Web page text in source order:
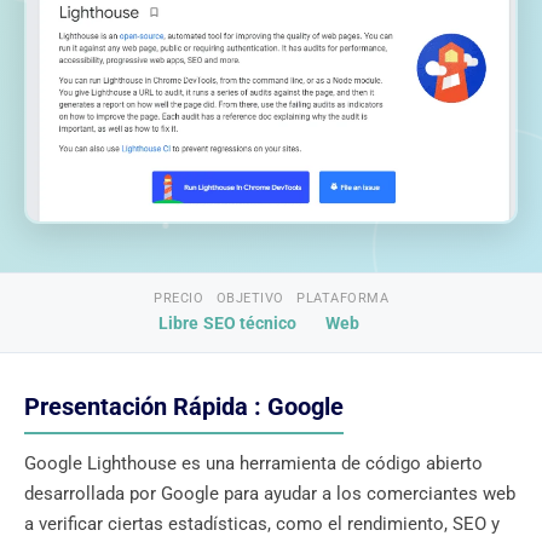
PRECIO
Libre
OBJETIVO
SEO técnico
PLATAFORMA
Web
Presentación Rápida : Google
Google Lighthouse es una herramienta de código abierto
desarrollada por Google para ayudar a los comerciantes web
a verificar ciertas estadísticas, como el rendimiento, SEO y